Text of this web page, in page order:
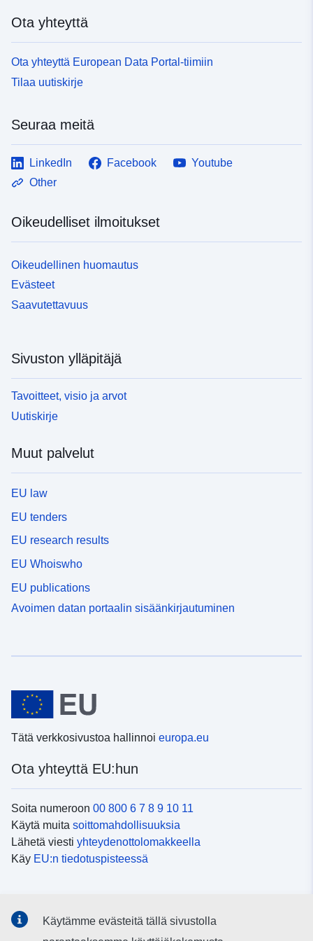
Ota yhteyttä
Ota yhteyttä European Data Portal-tiimiin
Tilaa uutiskirje
Seuraa meitä
LinkedIn Facebook
Youtube
Other
Oikeudelliset ilmoitukset
Oikeudellinen huomautus
Evästeet
Saavutettavuus
Sivuston ylläpitäjä
Tavoitteet, visio ja arvot
Uutiskirje
Muut palvelut
EU law
EU tenders
EU research results
EU Whoiswho
EU publications
Avoimen datan portaalin sisäänkirjautuminen
Tätä verkkosivustoa hallinnoi europa.eu
Ota yhteyttä EU:hun
Soita numeroon 00 800 6 7 8 9 10 11
Käytä muita soittomahdollisuuksia
Lähetä viesti yhteydenottolomakkeella
Käy EU:n tiedotuspisteessä
Käytämme evästeitä tällä sivustolla